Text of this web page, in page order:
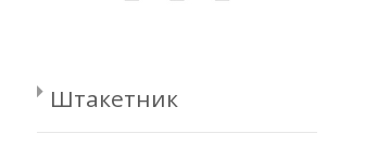
Штакетник